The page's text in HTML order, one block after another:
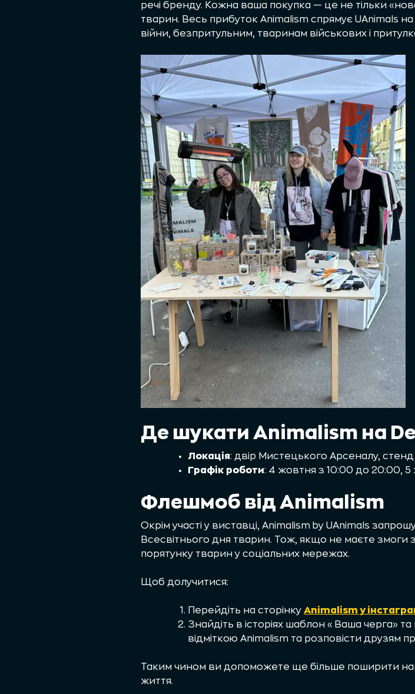
речі бренду. Кожна ваша покупка — це не тільки
тварин. Весь прибуток Animalism спрямує UAnimals
війни, безпритульним, тваринам військових і
Де шукати Animalism на
Локація: двір Мистецького Арсеналу, стенд
Графік роботи: 4 жовтня з 10:00 до 20:00, 5
Флешмоб від Animalism
Окрім участі у виставці, Animalism by UAnimals
Всесвітнього дня тварин. Тож, якщо не маєте змоги
порятунку тварин у соціальних мережах.
Щоб долучитися:
Перейдіть на сторінку Animalism у
Знайдіть в історіях шаблон «Ваша черга»
відміткою Animalism та розповісти друзям
Таким чином ви допоможете ще більше поширити
життя.